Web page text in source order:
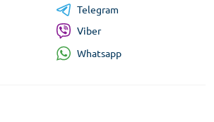
Telegram
Viber
Whatsapp